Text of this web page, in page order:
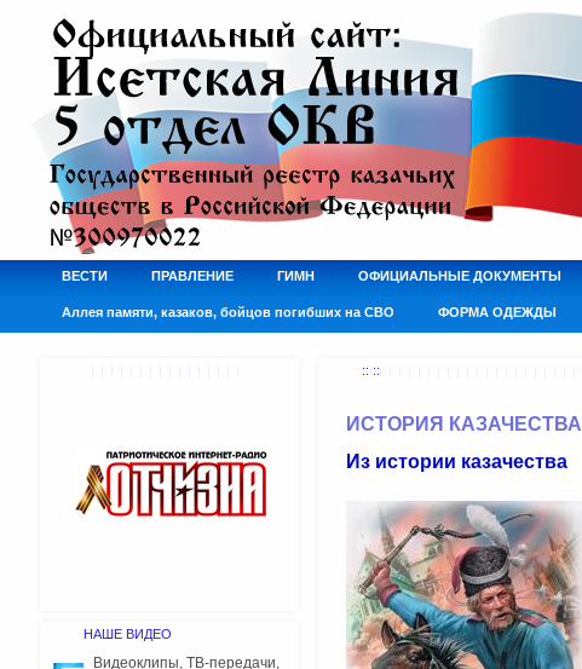
ВЕСТИ ПРАВЛЕНИЕ ГИМН ОФИЦИАЛЬНЫЕ ДОКУМЕНТЫ
Аллея памяти, казаков, бойцов погибших на СВО ФОРМА ОДЕЖДЫ
НАШЕ ВИДЕО
Видеоклипы, ТВ-передачи,
:: ::
ИСТОРИЯ КАЗАЧЕСТВА
Из истории казачества